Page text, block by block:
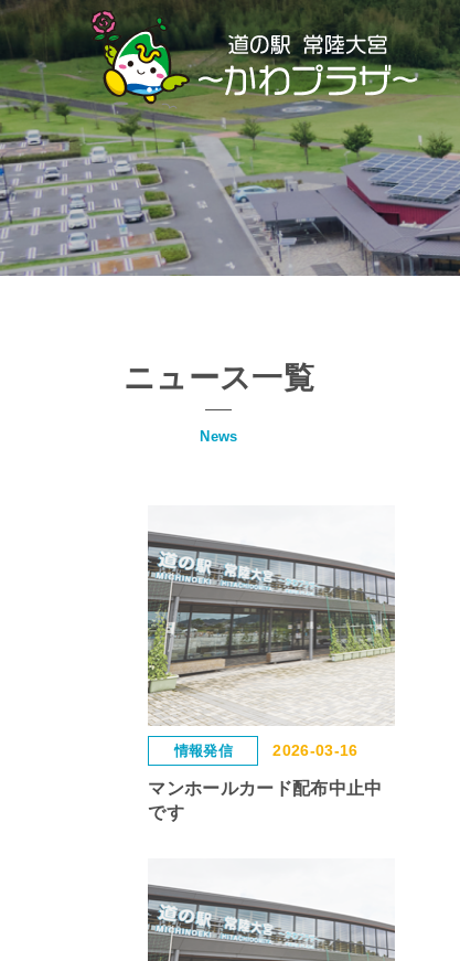
Skip
to
content
ニュース一覧
News
情報発信 2026-03-16
マンホールカード配布中止中
です